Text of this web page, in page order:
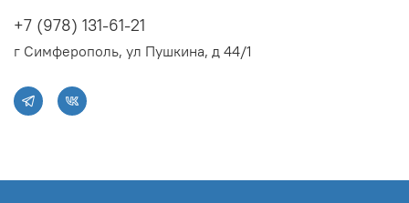
+7 (978) 131-61-21
г Симферополь, ул Пушкина, д 44/1